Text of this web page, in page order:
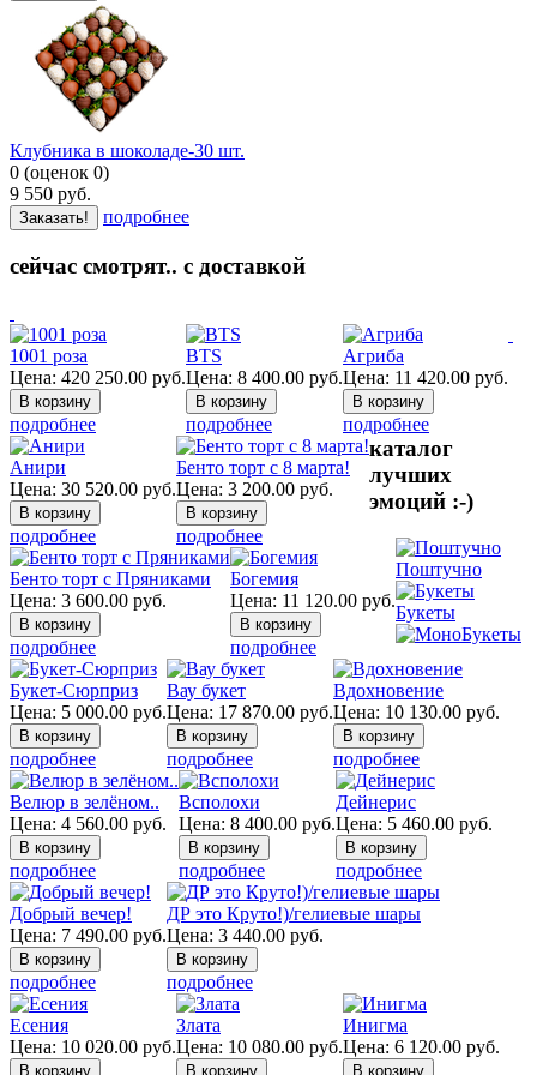
Клубника в шоколаде-30 шт.
0 (оценок 0)
9 550 руб.
Заказать! подробнее
сейчас смотрят.. с доставкой
1001 роза
Цена: 420 250.00 руб.
подробнее
BTS
Цена: 8 400.00 руб.
подробнее
Агриба
Цена: 11 420.00 руб.
подробнее
Анири
Цена: 30 520.00 руб.
подробнее
Бенто торт с 8 марта!
Цена: 3 200.00 руб.
подробнее
Бенто торт с Пряниками
Цена: 3 600.00 руб.
подробнее
Богемия
Цена: 11 120.00 руб.
подробнее
Букет-Сюрприз
Цена: 5 000.00 руб.
подробнее
Вау букет
Цена: 17 870.00 руб.
подробнее
Вдохновение
Цена: 10 130.00 руб.
подробнее
Велюр в зелёном..
Цена: 4 560.00 руб.
подробнее
Всполохи
Цена: 8 400.00 руб.
подробнее
Дейнерис
Цена: 5 460.00 руб.
подробнее
Добрый вечер!
Цена: 7 490.00 руб.
подробнее
ДР это Круто!)/гелиевые шары
Цена: 3 440.00 руб.
подробнее
Есения
Цена: 10 020.00 руб.
Злата
Цена: 10 080.00 руб.
Инигма
Цена: 6 120.00 руб.
каталог
лучших
эмоций :-)
Поштучно
Букеты